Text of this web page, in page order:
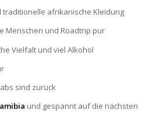
traditionelle afrikanische Kleidung
Menschen und Roadtrip pur
Vielfalt und viel Alkohol
sind zurück
und gespannt auf die nächsten